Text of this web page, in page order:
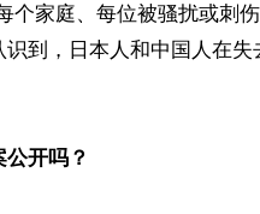
个家庭、每位被骚扰或刺
到，日本人和中国人在
开吗？